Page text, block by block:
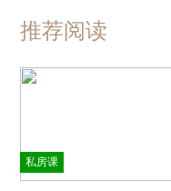
推荐阅读
私房课